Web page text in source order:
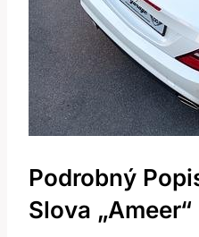
Podrobný
Slova „Ameer“